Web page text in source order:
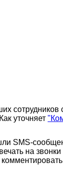
сотрудников
уточняет
SMS-
на